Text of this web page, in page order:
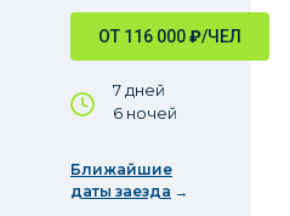
ОТ 116 000₽/ЧЕЛ
7 дней
6 ночей
Ближайшие
даты заезда